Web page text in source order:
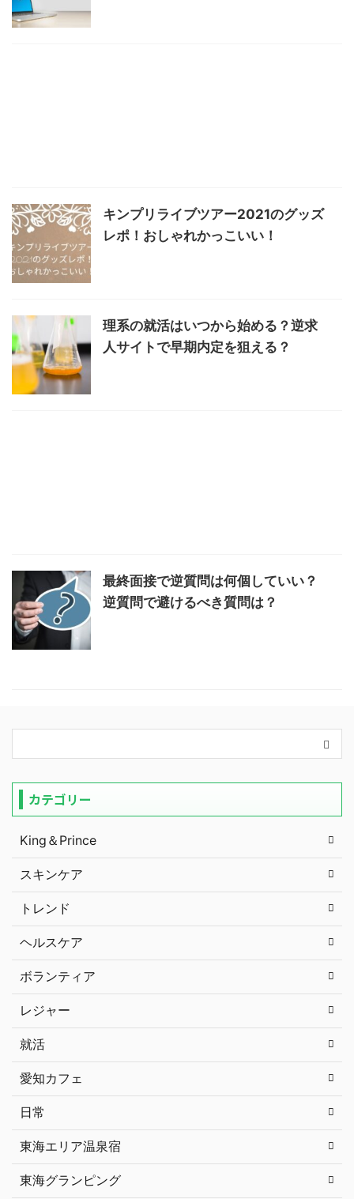
キンプリライブツアー2021のグッズ
レポ！おしゃれかっこいい！
理系の就活はいつから始める？逆求
人サイトで早期内定を狙える？
最終面接で逆質問は何個していい？
逆質問で避けるべき質問は？
カテゴリー
King＆Prince
スキンケア
トレンド
ヘルスケア
ボランティア
レジャー
就活
愛知カフェ
日常
東海エリア温泉宿
東海グランピング